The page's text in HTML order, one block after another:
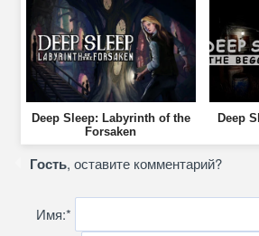
Deep Sleep: Labyrinth of the
Forsaken
Deep
Гость, оставите комментарий?
Имя:*